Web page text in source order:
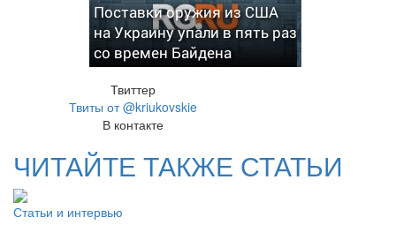
Поставки оружия из США
на Украину упали в пять раз
со времен Байдена
Твиттер
Твиты от @kriukovskie
В контакте
ЧИТАЙТЕ ТАКЖЕ СТАТЬИ
Статьи и интервью